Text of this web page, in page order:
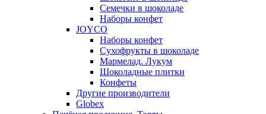
Семечки в шоколаде
Наборы конфет
JOYCO
Наборы конфет
Сухофрукты в шоколаде
Мармелад. Лукум
Шоколадные плитки
Конфеты
Другие производители
Globex